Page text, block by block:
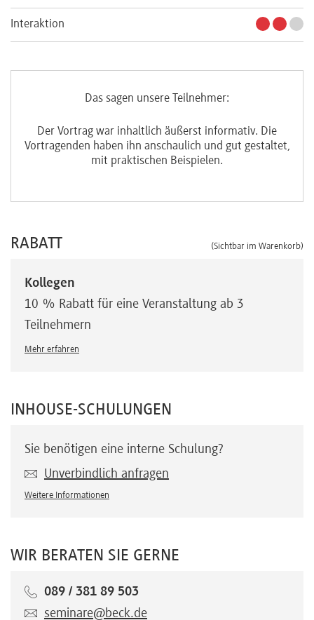
Interaktion
Das sagen unsere Teilnehmer:
Der Vortrag war inhaltlich äußerst informativ. Die
Vortragenden haben ihn anschaulich und gut gestaltet,
mit praktischen Beispielen.
RABATT (Sichtbar im Warenkorb)
Kollegen
10 % Rabatt für eine Veranstaltung ab 3
Teilnehmern
Mehr erfahren
INHOUSE-SCHULUNGEN
Sie benötigen eine interne Schulung?
Unverbindlich anfragen
Weitere Informationen
WIR BERATEN SIE GERNE
089 / 381 89 503
seminare@beck.de